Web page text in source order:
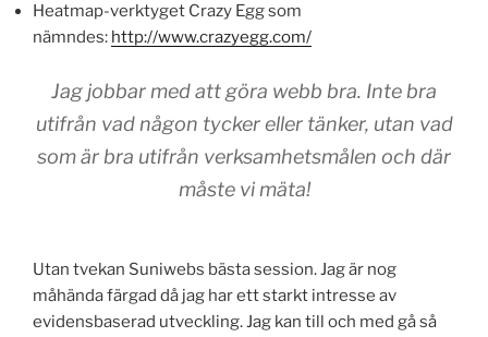
Heatmap-verktyget Crazy Egg som
nämndes: http://www.crazyegg.com/
Jag jobbar med att göra webb bra. Inte bra
utifrån vad någon tycker eller tänker, utan vad
som är bra utifrån verksamhetsmålen och där
måste vi mäta!
Utan tvekan Suniwebs bästa session. Jag är nog
måhända färgad då jag har ett starkt intresse av
evidensbaserad utveckling. Jag kan till och med gå så